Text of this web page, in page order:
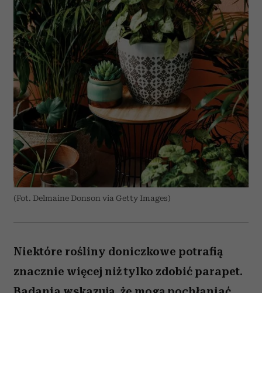
(Fot. Delmaine Donson via Getty Images)
Niektóre rośliny doniczkowe potrafią
znacznie więcej niż tylko zdobić parapet.
Badania wskazują, że mogą pochłaniać